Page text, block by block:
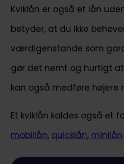
Kviklån er også et lån
betyder, at du ikke
værdigenstande som
gør det nemt og hurtigt
kan også medføre højere
Et kviklån kaldes også et
mobillån, quicklån, minilån